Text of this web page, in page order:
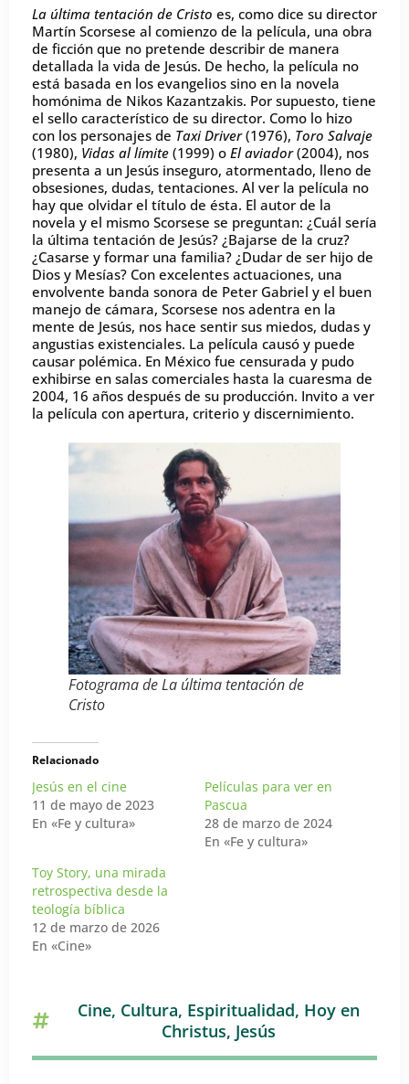
La última tentación de Cristo es, como dice su director
Martín Scorsese al comienzo de la película, una obra
de ficción que no pretende describir de manera
detallada la vida de Jesús. De hecho, la película no
está basada en los evangelios sino en la novela
homónima de Nikos Kazantzakis. Por supuesto, tiene
el sello característico de su director. Como lo hizo
con los personajes de Taxi Driver(1976), Toro Salvaje
(1980), Vidas al límite (1999) o El aviador(2004), nos
presenta a un Jesús inseguro, atormentado, lleno de
obsesiones, dudas, tentaciones. Al ver la película no
hay que olvidar el título de ésta. El autor de la
novela y el mismo Scorsese se preguntan: ¿Cuál sería
la última tentación de Jesús? ¿Bajarse de la cruz?
¿Casarse y formar una familia? ¿Dudar de ser hijo de
Dios y Mesías? Con excelentes actuaciones, una
envolvente banda sonora de Peter Gabriel y el buen
manejo de cámara, Scorsese nos adentra en la
mente de Jesús, nos hace sentir sus miedos, dudas y
angustias existenciales. La película causó y puede
causar polémica. En México fue censurada y pudo
exhibirse en salas comerciales hasta la cuaresma de
2004, 16 años después de su producción. Invito a ver
la película con apertura, criterio y discernimiento.
Fotograma deLa última tentación de
Cristo
Relacionado
Jesús en el cine
11 de mayo de 2023
En «Fe y cultura»
Películas para ver en
Pascua
28 de marzo de 2024
En «Fe y cultura»
Toy Story, una mirada
retrospectiva desde la
teología bíblica
12 de marzo de 2026
En «Cine»
Cine, Cultura, Espiritualidad, Hoy en
Christus, Jesús